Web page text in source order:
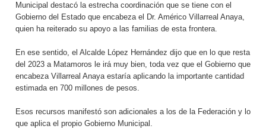
Municipal destacó la estrecha coordinación que se tiene con el
Gobierno del Estado que encabeza el Dr. Américo Villarreal Anaya,
quien ha reiterado su apoyo a las familias de esta frontera.
En ese sentido, el Alcalde López Hernández dijo que en lo que resta
del 2023 a Matamoros le irá muy bien, toda vez que el Gobierno que
encabeza Villarreal Anaya estaría aplicando la importante cantidad
estimada en 700 millones de pesos.
Esos recursos manifestó son adicionales a los de la Federación y lo
que aplica el propio Gobierno Municipal.